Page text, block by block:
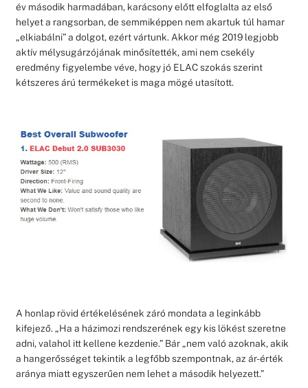
év második harmadában, karácsony előtt elfoglalta az első
helyet a rangsorban, de semmiképpen nem akartuk túl hamar
„elkiabálni” a dolgot, ezért vártunk. Akkor még 2019 legjobb
aktív mélysugárzójának minősítették, ami nem csekély
eredmény figyelembe véve, hogy jó ELAC szokás szerint
kétszeres árú termékeket is maga mögé utasított.
A honlap rövid értékelésének záró mondata a leginkább
kifejező. „Ha a házimozi rendszerének egy kis lökést szeretne
adni, valahol itt kellene kezdenie.” Bár „nem való azoknak, akik
a hangerősséget tekintik a legfőbb szempontnak, az ár-érték
aránya miatt egyszerűen nem lehet a második helyezett.”